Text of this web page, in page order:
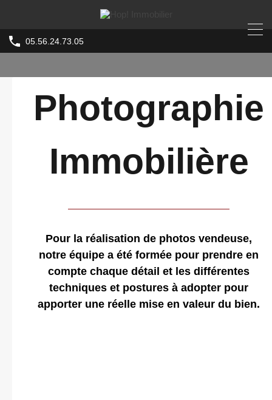
05.56.24.73.05
Photographie
Immobilière
Pour la réalisation de photos vendeuse,
notre équipe a été formée pour prendre en
compte chaque détail et les différentes
techniques et postures à adopter pour
apporter une réelle mise en valeur du bien.